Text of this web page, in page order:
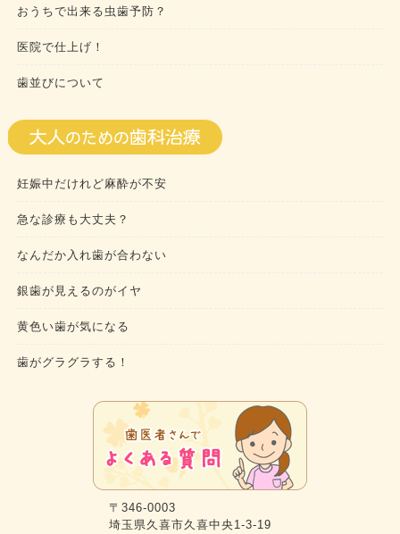
おうちで出来る虫歯予防？
医院で仕上げ！
歯並びについて
妊娠中だけれど麻酔が不安
急な診療も大丈夫？
なんだか入れ歯が合わない
銀歯が見えるのがイヤ
黄色い歯が気になる
歯がグラグラする！
〒346-0003
埼玉県久喜市久喜中央1-3-19